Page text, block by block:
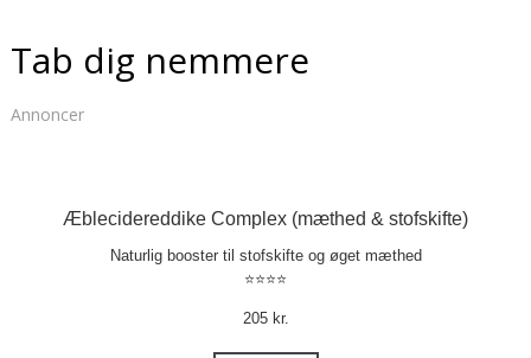
Tab dig nemmere
Annoncer
Æblecidereddike Complex (mæthed & stofskifte)
Naturlig booster til stofskifte og øget mæthed
⭐⭐⭐⭐
205 kr.